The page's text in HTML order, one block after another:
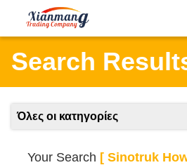
Search
Όλες οι κατηγορίες
Your Search [ Sinotruk